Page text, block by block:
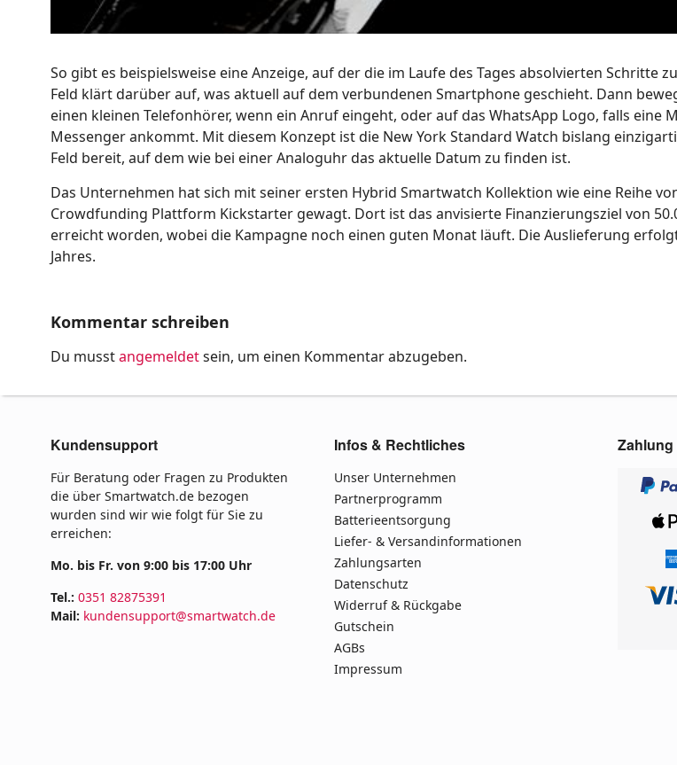
So gibt es beispielsweise eine Anzeige, auf der die im Laufe des Tages absolvierten Schritte
Feld klärt darüber auf, was aktuell auf dem verbundenen Smartphone geschieht. Dann
einen kleinen Telefonhörer, wenn ein Anruf eingeht, oder auf das WhatsApp Logo, falls eine
Messenger ankommt. Mit diesem Konzept ist die New York Standard Watch bislang
Feld bereit, auf dem wie bei einer Analoguhr das aktuelle Datum zu finden ist.
Das Unternehmen hat sich mit seiner ersten Hybrid Smartwatch Kollektion wie eine Reihe
Crowdfunding Plattform Kickstarter gewagt. Dort ist das anvisierte Finanzierungsziel von
erreicht worden, wobei die Kampagne noch einen guten Monat läuft. Die Auslieferung
Jahres.
Kommentar schreiben
Du musstangemeldetsein, um einen Kommentar abzugeben.
Kundensupport
Für Beratung oder Fragen zu Produkten
die über Smartwatch.de bezogen
wurden sind wir wie folgt für Sie zu
erreichen:
Mo. bis Fr. von 9:00 bis 17:00 Uhr
Tel.: 0351 82875391
Mail: kundensupport@smartwatch.de
Infos & Rechtliches
Unser Unternehmen
Partnerprogramm
Batterieentsorgung
Liefer- & Versandinformationen
Zahlungsarten
Datenschutz
Widerruf & Rückgabe
Gutschein
AGBs
Impressum
Zahlung